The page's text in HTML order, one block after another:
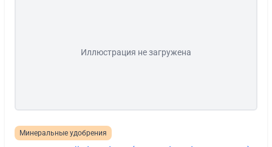
Иллюстрация не загружена
Минеральные удобрения